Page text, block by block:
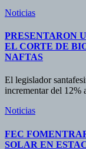
Noticias
PRESENTARON
EL CORTE DE
NAFTAS
El legislador
incrementar del 12%
Noticias
FEC
SOLAR EN